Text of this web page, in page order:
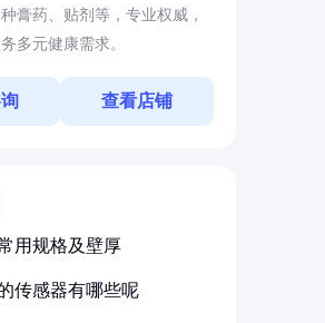
膏药、贴剂等，专业权威，
多元健康需求。
查看店铺
用规格及壁厚
传感器有哪些呢